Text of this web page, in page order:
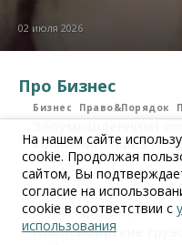
02 июля 2026
Про Бизнес
Бизнес Право&Порядок
компании через
06 августа 2026, 11:00
Бизнес ПроБизнес
Новосибирские
На нашем сайте
cookie. Продолжая
сайтом, Вы
согласие на
cookie в соответствии с
использования